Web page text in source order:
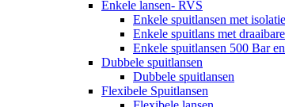
Enkele lansen- RVS
Enkele spuitlansen met isolatie
Enkele spuitlans met
Enkele spuitlansen 500 Bar
Dubbele spuitlansen
Dubbele spuitlansen
Flexibele Spuitlansen